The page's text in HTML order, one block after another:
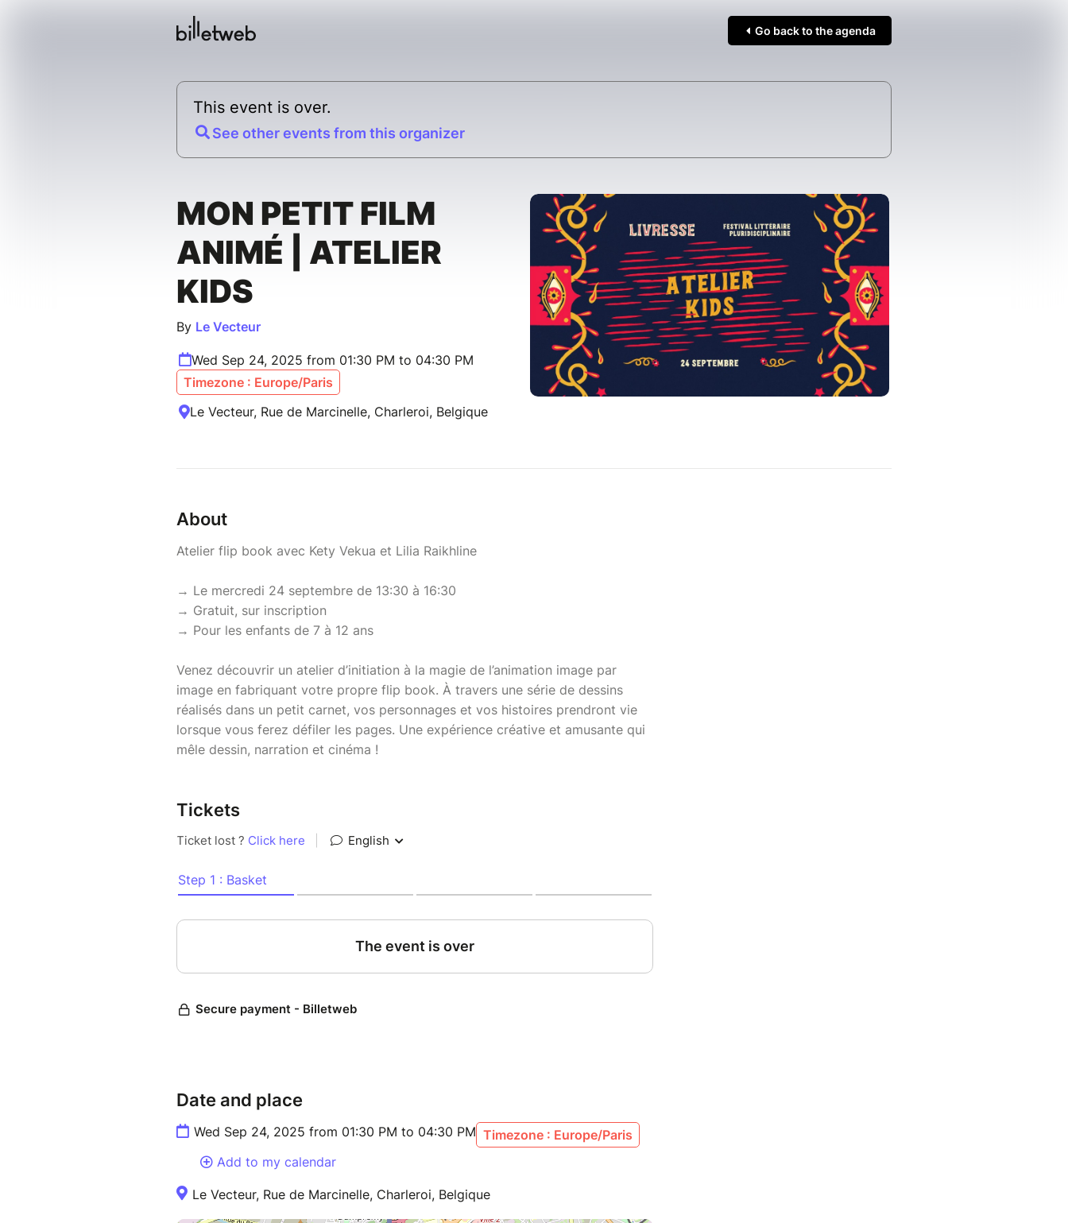
Go back to the agenda
This event is over.
See other events from this organizer
MON PETIT FILM
ANIMÉ | ATELIER
KIDS
By Le Vecteur
Wed Sep 24, 2025 from 01:30 PM to 04:30 PM
Timezone : Europe/Paris
Le Vecteur, Rue de Marcinelle, Charleroi, Belgique
About
Atelier flip book avec Kety Vekua et Lilia Raikhline
→ Le mercredi 24 septembre de 13:30 à 16:30
→ Gratuit, sur inscription
→ Pour les enfants de 7 à 12 ans
Venez découvrir un atelier d’initiation à la magie de l’animation image par
image en fabriquant votre propre flip book. À travers une série de dessins
réalisés dans un petit carnet, vos personnages et vos histoires prendront vie
lorsque vous ferez défiler les pages. Une expérience créative et amusante qui
mêle dessin, narration et cinéma !
Tickets
Date and place
Wed Sep 24, 2025 from 01:30 PM to 04:30 PM Timezone : Europe/Paris
Add to my calendar
Le Vecteur, Rue de Marcinelle, Charleroi, Belgique